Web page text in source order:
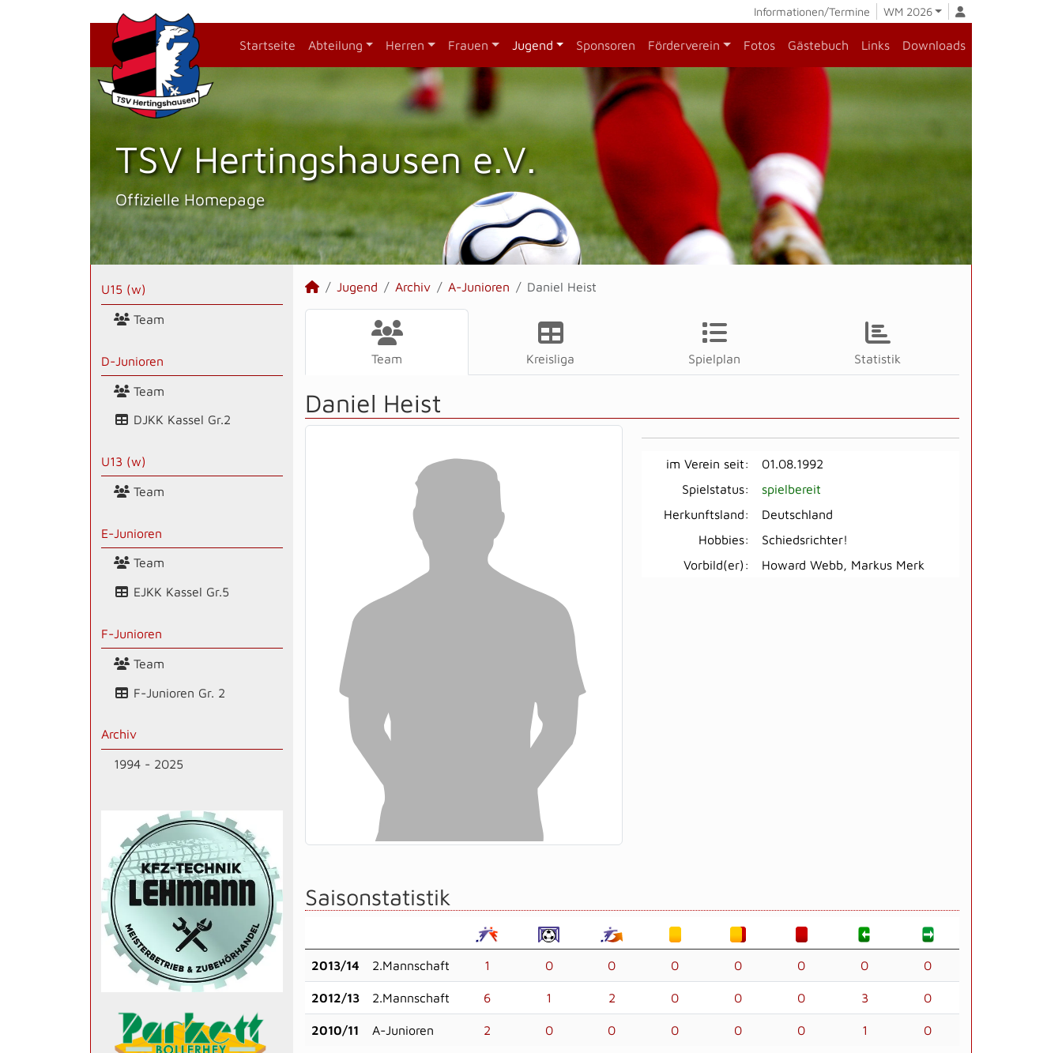
Informationen/Termine WM 2026
Startseite Abteilung Herren Frauen Jugend Sponsoren Förderverein Fotos Gästebuch Links Downloads
TSV Hertings­hausen e.V.
Offizielle Homepage
U15 (w)
Team
D-Junioren
Team
DJKK Kassel Gr.2
U13 (w)
Team
E-Junioren
Team
EJKK Kassel Gr.5
F-Junioren
Team
F-Junioren Gr. 2
Archiv
1994 - 2025
Jugend Archiv A-Junioren Daniel Heist
Team Kreisliga Spielplan Statistik
Daniel Heist
im Verein seit:
01.08.1992
Spielstatus:
spielbereit
Herkunftsland:
Deutschland
Hobbies:
Schiedsrichter!
Vorbild(er):
Howard Webb, Markus Merk
Saisonstatistik
2013/14 2.Mannschaft 1 0 0 0 0 0 0 0
2012/13 2.Mannschaft 6 1 2 0 0 0 3 0
2010/11 A-Junioren 2 0 0 0 0 0 1 0